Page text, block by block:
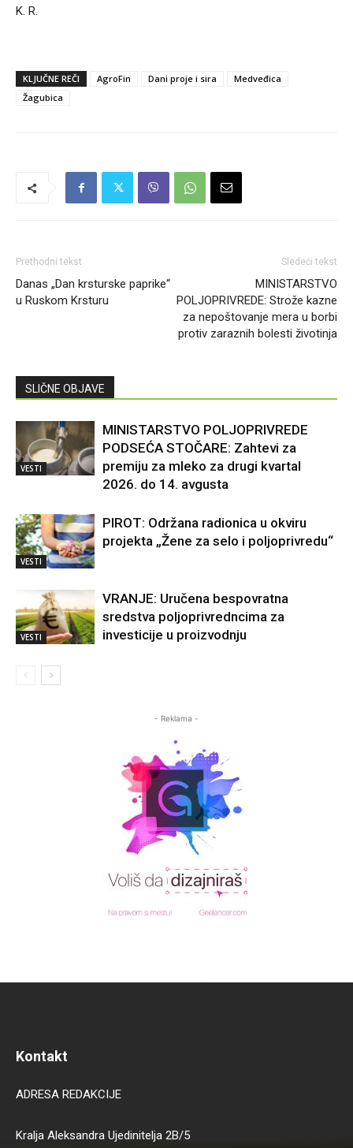
K. R.
KLJUČNE REČI AgroFin Dani proje i sira
Medveđica
Žagubica
Prethodni tekst
Danas „Dan krsturske paprike“
u Ruskom Krsturu
Sledeći tekst
MINISTARSTVO
POLJOPRIVREDE: Strože kazne
za nepoštovanje mera u borbi
protiv zaraznih bolesti životinja
SLIČNE OBJAVE
VESTI
MINISTARSTVO POLJOPRIVREDE
PODSEĆA STOČARE: Zahtevi za
premiju za mleko za drugi kvartal
2026. do 14. avgusta
VESTI
PIROT: Održana radionica u okviru
projekta „Žene za selo i poljoprivredu“
VESTI
VRANJE: Uručena bespovratna
sredstva poljoprivredncima za
investicije u proizvodnju
- Reklama -
Kontakt
ADRESA REDAKCIJE
Kralja Aleksandra Ujedinitelja 2B/5